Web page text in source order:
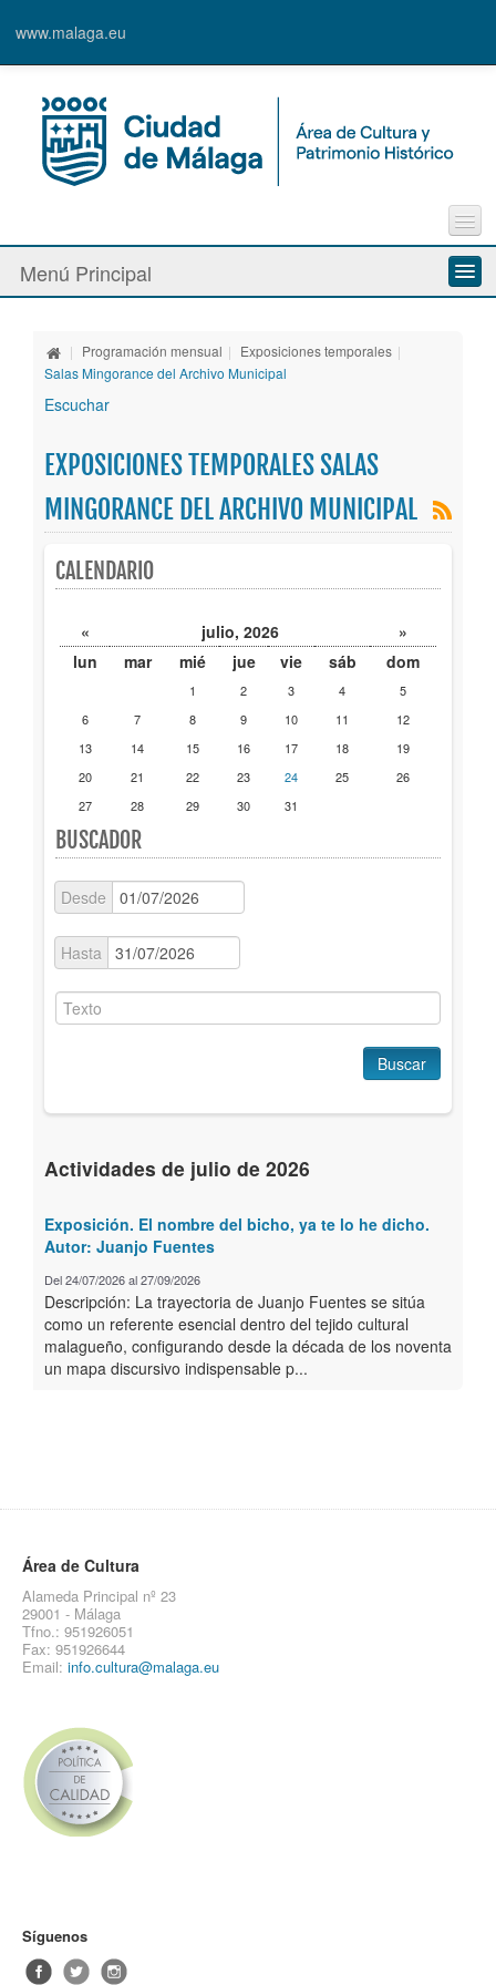
www.malaga.eu
Contacto
Quejas y Sugerencias
Menú Principal
Espacios culturales
Banda Municipal de Música
Publicaciones
Trámites
Newsletter
| Programación mensual | Exposiciones temporales |
Salas Mingorance del Archivo Municipal
Escuchar
EXPOSICIONES TEMPORALES SALAS
MINGORANCE DEL ARCHIVO MUNICIPAL
CALENDARIO
« julio, 2026
»
lun
mar mié jue vie sáb dom
1 2 3 4
5
6
7 8 9 10 11
12
13
14 15 16 17 18
19
20
21 22 23 24 25
26
27
28 29 30 31
BUSCADOR
Desde
Hasta
Buscar
Actividades de julio de 2026
Exposición. El nombre del bicho, ya te lo he dicho.
Autor: Juanjo Fuentes
Del 24/07/2026 al 27/09/2026
Descripción: La trayectoria de Juanjo Fuentes se sitúa
como un referente esencial dentro del tejido cultural
malagueño, configurando desde la década de los noventa
un mapa discursivo indispensable p...
Área de Cultura
Alameda Principal nº 23
29001 - Málaga
Tfno.: 951926051
Fax: 951926644
Email: info.cultura@malaga.eu
Síguenos